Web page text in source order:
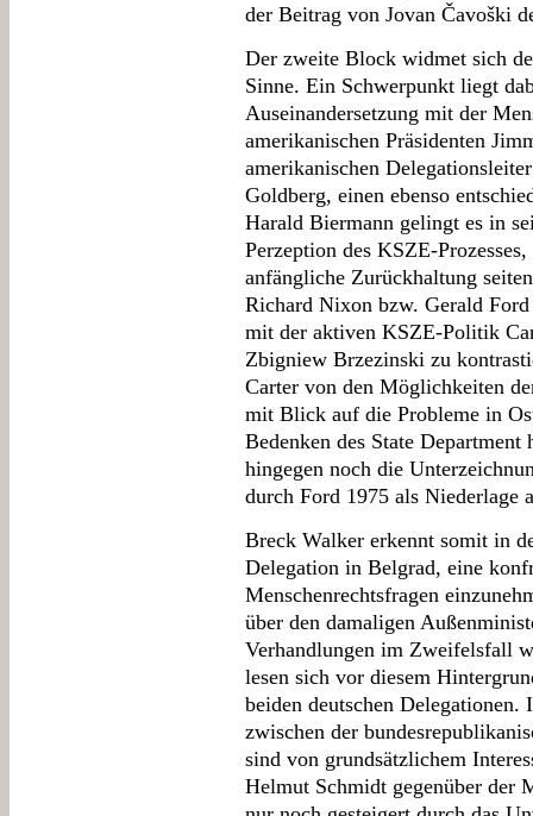
der Beitrag von Jovan Čavoški
Der zweite Block widmet sich
Sinne. Ein Schwerpunkt liegt
Auseinandersetzung mit der
amerikanischen Präsidenten
amerikanischen
Goldberg, einen ebenso
Harald Biermann gelingt es in
Perzeption des KSZE-
anfängliche Zurückhaltung
Richard Nixon bzw. Gerald
mit der aktiven KSZE-Politik
Zbigniew Brzezinski zu
Carter von den Möglichkeiten
mit Blick auf die Probleme in
Bedenken des State
hingegen noch die
durch Ford 1975 als Niederlage
Breck Walker erkennt somit in
Delegation in Belgrad, eine
Menschenrechtsfragen
über den damaligen
Verhandlungen im Zweifelsfall
lesen sich vor diesem
beiden deutschen Delegationen.
zwischen der
sind von grundsätzlichem
Helmut Schmidt gegenüber der